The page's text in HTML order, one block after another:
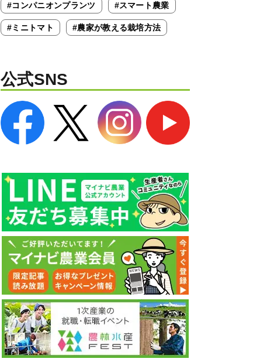
#コンパニオンプランツ #スマート農業
#ミニトマト #農家が教える栽培方法
公式SNS